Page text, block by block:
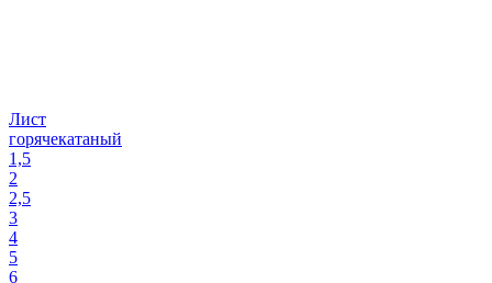
Лист
горячекатаный
1,5
2
2,5
3
4
5
6